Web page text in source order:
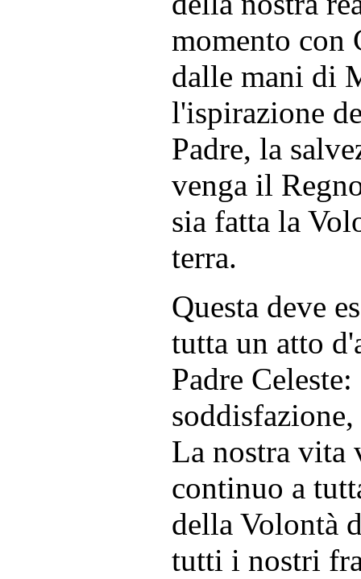
momento con
dalle mani di
l'ispirazione
Padre, la
venga il
sia fatta la
terra.
Questa deve
tutta un atto
Padre
La nostra vita
continuo a
della Volontà
tutti i nostri